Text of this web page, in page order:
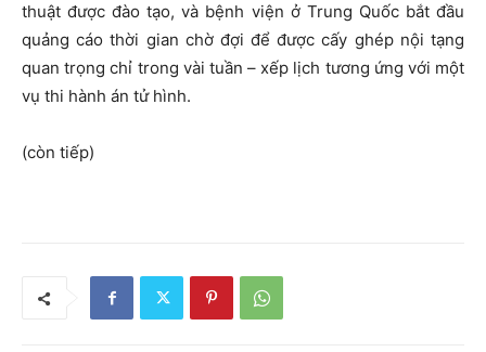
thuật được đào tạo, và bệnh viện ở Trung Quốc bắt đầu
quảng cáo thời gian chờ đợi để được cấy ghép nội tạng
quan trọng chỉ trong vài tuần – xếp lịch tương ứng với một
vụ thi hành án tử hình.
(còn tiếp)